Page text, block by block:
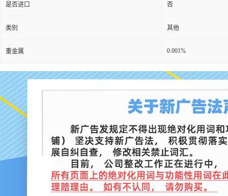
是否进口 否
类别 其他
重金属 0.001%